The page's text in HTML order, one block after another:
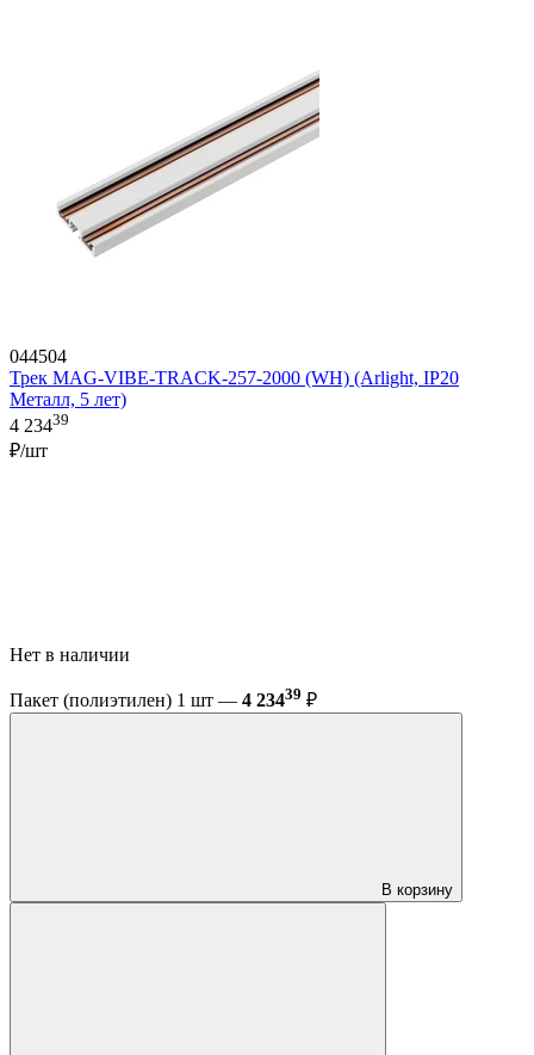
044504
Трек MAG-VIBE-TRACK-257-2000 (WH) (Arlight, IP20
Металл, 5 лет)
4 23439
₽/шт
Нет в наличии
Пакет (полиэтилен) 1 шт — 4 23439 ₽
В корзину